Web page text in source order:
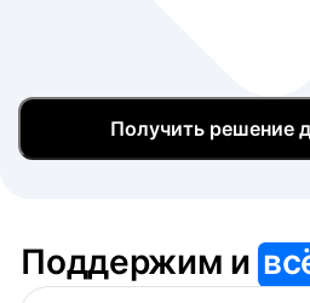
Получить решение
Поддержим и